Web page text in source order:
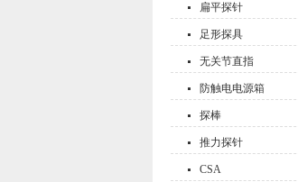
扁平探针
足形探具
无关节直指
防触电电源箱
探棒
推力探针
CSA